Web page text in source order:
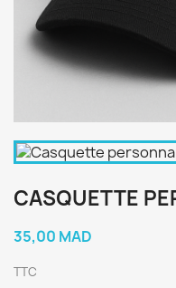
CASQUETTE
35,00 MAD
TTC